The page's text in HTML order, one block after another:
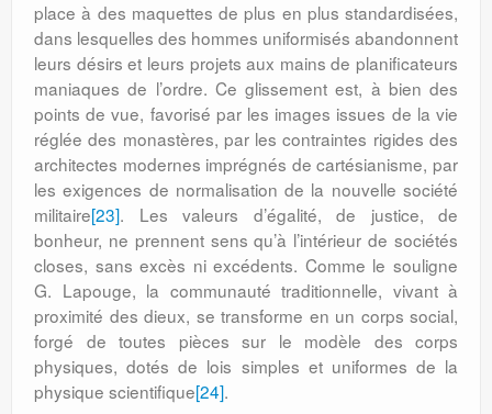
place à des maquettes de plus en plus standardisées,
dans lesquelles des hommes uniformisés abandonnent
leurs désirs et leurs projets aux mains de planificateurs
maniaques de l’ordre. Ce glissement est, à bien des
points de vue, favorisé par les images issues de la vie
réglée des monastères, par les contraintes rigides des
architectes modernes imprégnés de cartésianisme, par
les exigences de normalisation de la nouvelle société
militaire[23]. Les valeurs d’égalité, de justice, de
bonheur, ne prennent sens qu’à l’intérieur de sociétés
closes, sans excès ni excédents. Comme le souligne
G. Lapouge, la communauté traditionnelle, vivant à
proximité des dieux, se transforme en un corps social,
forgé de toutes pièces sur le modèle des corps
physiques, dotés de lois simples et uniformes de la
physique scientifique[24].